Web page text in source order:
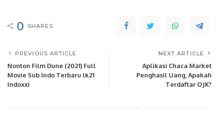
0 SHARES
PREVIOUS ARTICLE
Nonton Film Dune (2021) Full
Movie Sub Indo Terbaru lk21
Indoxxi
NEXT ARTICLE
Aplikasi Chaca Market
Penghasil Uang, Apakah
Terdaftar OJK?